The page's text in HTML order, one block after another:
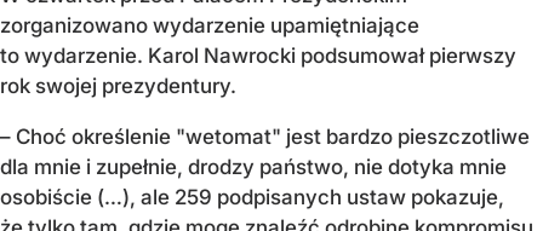
zorganizowano wydarzenie upamiętniające
to wydarzenie. Karol Nawrocki podsumował pierwszy
rok swojej prezydentury.
– Choć określenie "wetomat" jest bardzo pieszczotliwe
dla mnie i zupełnie, drodzy państwo, nie dotyka mnie
osobiście (…), ale 259 podpisanych ustaw pokazuje,